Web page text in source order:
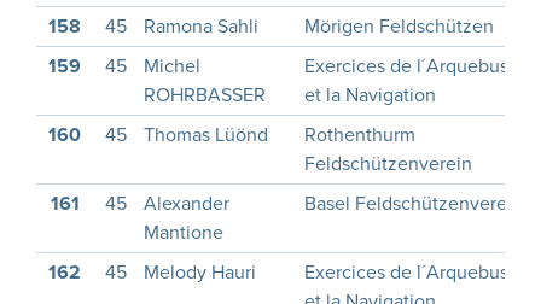
158
45 Ramona Sahli
Mörigen Feldschützen
159
45
Michel
ROHRBASSER
Exercices de l´Arquebuse
et la Navigation
160
45 Thomas Lüönd
Rothenthurm
Feldschützenverein
161
45
Alexander
Mantione
Basel Feldschützenverein
162 45 Melody Hauri
Exercices de l´Arquebuse